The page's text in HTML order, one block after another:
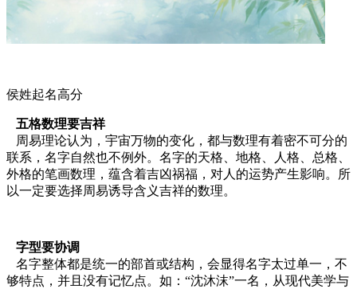
侯姓起名高分
五格数理要吉祥
周易理论认为，宇宙万物的变化，都与数理有着密不可分的
联系，名字自然也不例外。名字的天格、地格、人格、总格、
外格的笔画数理，蕴含着吉凶祸福，对人的运势产生影响。所
以一定要选择周易诱导含义吉祥的数理。
字型要协调
名字整体都是统一的部首或结构，会显得名字太过单一，不
够特点，并且没有记忆点。如：“沈沐沫”一名，从现代美学与